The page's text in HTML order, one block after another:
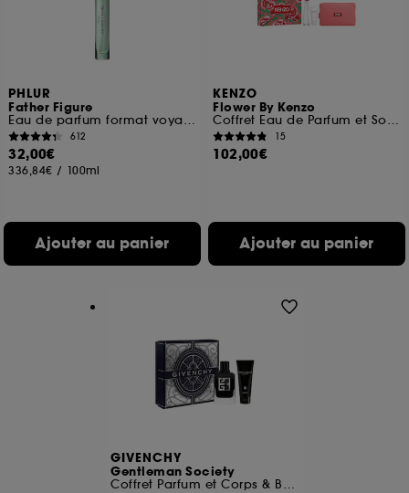
PHLUR
Father Figure
Eau de parfum format voyage
612
32,00€
336,84€ / 100ml
Ajouter au panier
KENZO
Flower By Kenzo
Coffret Eau de Parfum et Soin pour Femme
15
102,00€
Ajouter au panier
GIVENCHY
Gentleman Society
Coffret Parfum et Corps & Bain